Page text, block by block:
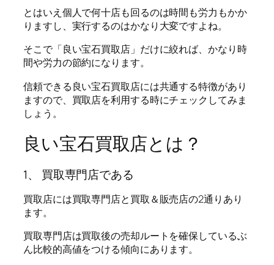
とはいえ個人で何十店も回るのは時間も労力もかか
りますし、実行するのはかなり大変ですよね。
そこで「良い宝石買取店」だけに絞れば、かなり時
間や労力の節約になります。
信頼できる良い宝石買取店には共通する特徴があり
ますので、買取店を利用する時にチェックしてみま
しょう。
良い宝石買取店とは？
1、 買取専門店である
買取店には買取専門店と買取＆販売店の2通りあり
ます。
買取専門店は買取後の売却ルートを確保しているぶ
ん比較的高値をつける傾向にあります。